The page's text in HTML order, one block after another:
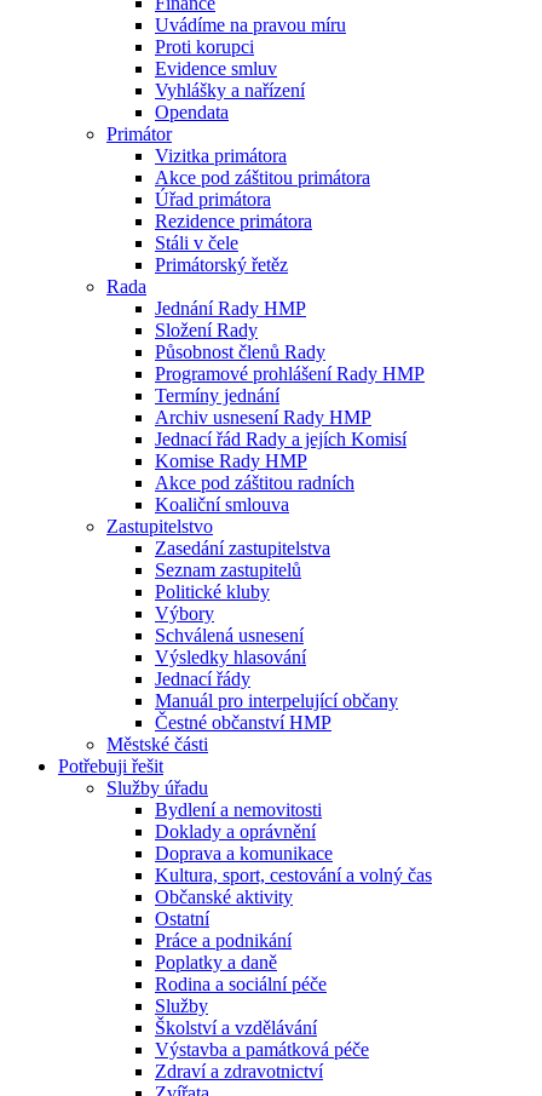
Uvádíme na pravou míru
Proti korupci
Evidence smluv
Vyhlášky a nařízení
Opendata
Primátor
Vizitka primátora
Akce pod záštitou primátora
Úřad primátora
Rezidence primátora
Stáli v čele
Primátorský řetěz
Rada
Jednání Rady HMP
Složení Rady
Působnost členů Rady
Programové prohlášení Rady HMP
Termíny jednání
Archiv usnesení Rady HMP
Jednací řád Rady a jejích Komisí
Komise Rady HMP
Akce pod záštitou radních
Koaliční smlouva
Zastupitelstvo
Zasedání zastupitelstva
Seznam zastupitelů
Politické kluby
Výbory
Schválená usnesení
Výsledky hlasování
Jednací řády
Manuál pro interpelující občany
Čestné občanství HMP
Městské části
Potřebuji řešit
Služby úřadu
Bydlení a nemovitosti
Doklady a oprávnění
Doprava a komunikace
Kultura, sport, cestování a volný čas
Občanské aktivity
Ostatní
Práce a podnikání
Poplatky a daně
Rodina a sociální péče
Služby
Školství a vzdělávání
Výstavba a památková péče
Zdraví a zdravotnictví